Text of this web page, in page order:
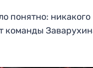
понятно: никакого
команды